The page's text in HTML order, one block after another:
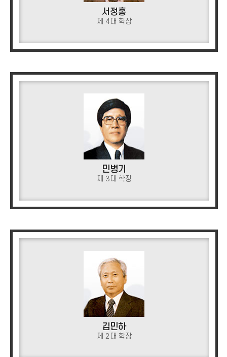
서정홍
제 4대 학장
민병기
제 3대 학장
김민하
제 2대 학장